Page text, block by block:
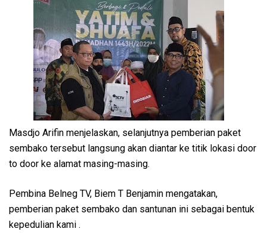
Masdjo Arifin menjelaskan, selanjutnya pemberian paket
sembako tersebut langsung akan diantar ke titik lokasi door
to door ke alamat masing-masing.
Pembina Belneg TV, Biem T Benjamin mengatakan,
pemberian paket sembako dan santunan ini sebagai bentuk
kepedulian kami .